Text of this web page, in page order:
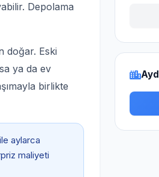
Depolama
doğar. Eski
ya da ev
birlikte
aylarca
maliyeti